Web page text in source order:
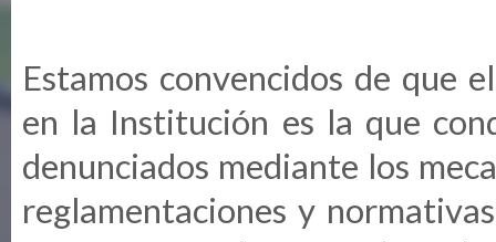
Estamos convencidos de que
en la Institución es la que
denunciados mediante los
reglamentaciones y